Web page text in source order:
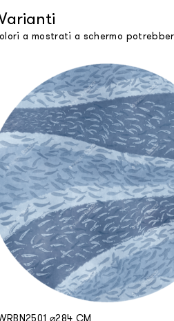
a mostrati a schermo
⌀284 CM